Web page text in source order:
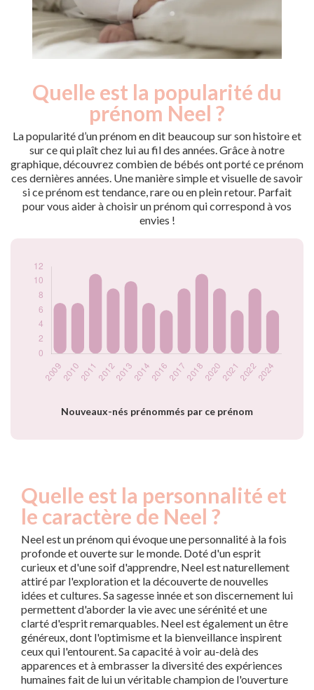
Quelle est la popularité du
prénom Neel ?
La popularité d’un prénom en dit beaucoup sur son histoire et
sur ce qui plaît chez lui au fil des années. Grâce à notre
graphique, découvrez combien de bébés ont porté ce prénom
ces dernières années. Une manière simple et visuelle de savoir
si ce prénom est tendance, rare ou en plein retour. Parfait
pour vous aider à choisir un prénom qui correspond à vos
envies !
Nouveaux-nés prénommés par ce prénom
Popularité du
prénom Neel par
Année
Nouveaux-
nés
2010
7
2011
11
2012
9
2013
10
2014
7
2016
6
2021
Quelle est la personnalité et
le caractère de Neel ?
Neel est un prénom qui évoque une personnalité à la fois
profonde et ouverte sur le monde. Doté d'un esprit
curieux et d'une soif d'apprendre, Neel est naturellement
attiré par l'exploration et la découverte de nouvelles
idées et cultures. Sa sagesse innée et son discernement lui
permettent d'aborder la vie avec une sérénité et une
clarté d'esprit remarquables. Neel est également un être
généreux, dont l'optimisme et la bienveillance inspirent
ceux qui l'entourent. Sa capacité à voir au-delà des
apparences et à embrasser la diversité des expériences
humaines fait de lui un véritable champion de l'ouverture